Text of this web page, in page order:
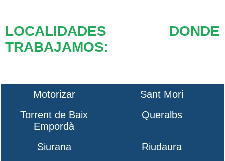
LOCALIDADES DONDE
TRABAJAMOS:
Motorizar
Sant Mori
Torrent de Baix
Empordà
Queralbs
Siurana
Riudaura